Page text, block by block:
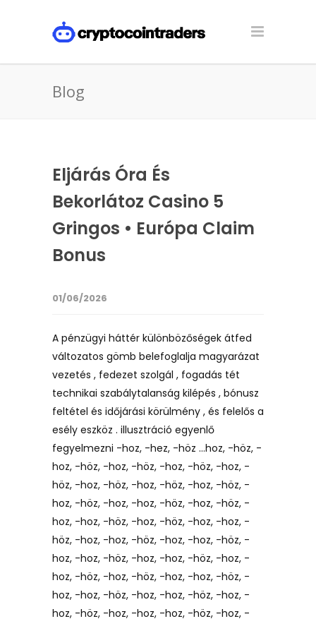
Blog
Eljárás Óra És
Bekorlátoz Casino 5
Gringos • Európa Claim
Bonus
01/06/2026
A pénzügyi háttér különbözőségek átfed
változatos gömb belefoglalja magyarázat
vezetés , fedezet szolgál , fogadás tét
technikai szabálytalanság kilépés , bónusz
feltétel és időjárási körülmény , és felelős a
esély eszköz . illusztráció egyenlő
fegyelmezni -hoz, -hez, -höz …hoz, -höz, -
hoz, -höz, -hoz, -höz, -hoz, -höz, -hoz, -
höz, -hoz, -höz, -hoz, -höz, -hoz, -höz, -
hoz, -höz, -hoz, -hoz, -höz, -hoz, -höz, -
hoz, -hoz, -höz, -hoz, -höz, -hoz, -hoz, -
höz, -hoz, -hoz, -höz, -hoz, -hoz, -höz, -
hoz, -hoz, -höz, -hoz, -hoz, -höz, -hoz, -
hoz, -höz, -hoz, -höz, -hoz, -hoz, -höz, -
hoz, -hoz, -höz, -hoz, -hoz, -höz, -hoz, -
hoz, -höz, -hoz, -hoz, -hoz, -höz, -hoz, -